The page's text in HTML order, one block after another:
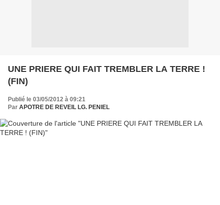
UNE PRIERE QUI FAIT TREMBLER LA TERRE !
(FIN)
Publié le 03/05/2012 à 09:21
Par APOTRE DE REVEIL LG. PENIEL